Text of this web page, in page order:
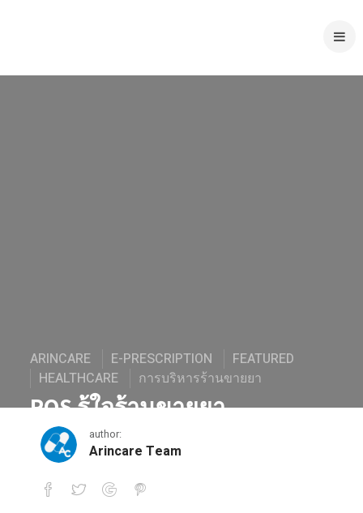
ARINCARE E-PRESCRIPTION
FEATURED
HEALTHCARE
การบริหารร้านขายยา
POS รู้ใจร้านขายยา
October 23, 2020
author:
Arincare Team